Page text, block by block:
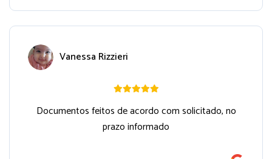
Vanessa Rizzieri
Documentos feitos de acordo com solicitado, no
prazo informado